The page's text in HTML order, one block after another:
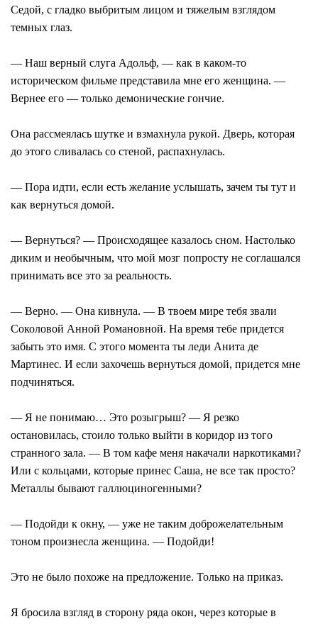
Седой, с гладко выбритым лицом и тяжелым взглядом
темных глаз.
— Наш верный слуга Адольф, — как в каком-то
историческом фильме представила мне его женщина. —
Вернее его — только демонические гончие.
Она рассмеялась шутке и взмахнула рукой. Дверь, которая
до этого сливалась со стеной, распахнулась.
— Пора идти, если есть желание услышать, зачем ты тут и
как вернуться домой.
— Вернуться? — Происходящее казалось сном. Настолько
диким и необычным, что мой мозг попросту не соглашался
принимать все это за реальность.
— Верно. — Она кивнула. — В твоем мире тебя звали
Соколовой Анной Романовной. На время тебе придется
забыть это имя. С этого момента ты леди Анита де
Мартинес. И если захочешь вернуться домой, придется мне
подчиняться.
— Я не понимаю… Это розыгрыш? — Я резко
остановилась, стоило только выйти в коридор из того
странного зала. — В том кафе меня накачали наркотиками?
Или с кольцами, которые принес Саша, не все так просто?
Металлы бывают галлюциногенными?
— Подойди к окну, — уже не таким доброжелательным
тоном произнесла женщина. — Подойди!
Это не было похоже на предложение. Только на приказ.
Я бросила взгляд в сторону ряда окон, через которые в